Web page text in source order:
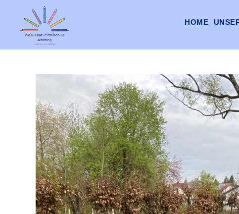
HOME